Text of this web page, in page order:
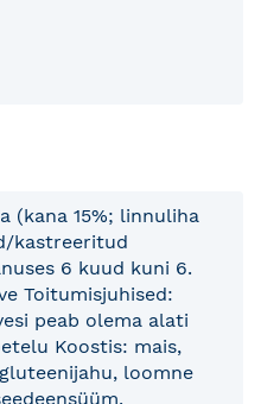
(kana 15%; linnuliha
kastreeritud
6 kuud kuni 6.
Toitumisjuhised:
peab olema alati
Koostis: mais,
loomne